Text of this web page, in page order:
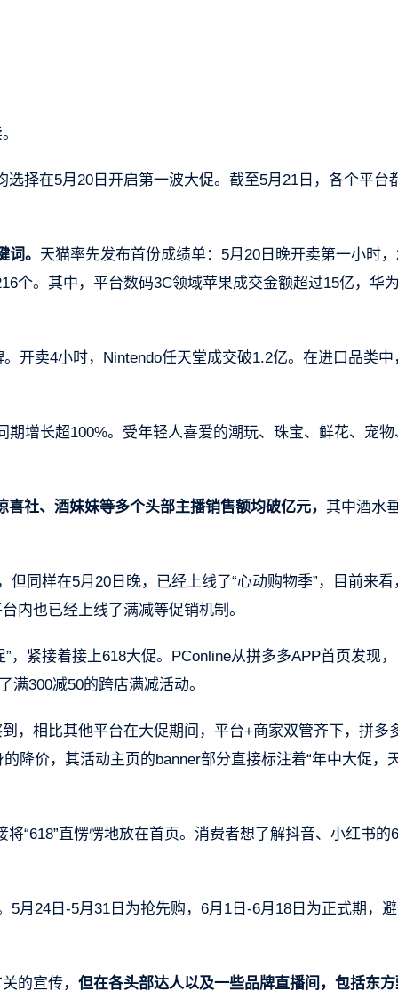
择在5月20日开启第一波大促。截至5月21日，各个平台
。 天猫率先发布首份成绩单：5月20日晚开卖第一小时
个。其中，平台数码3C领域苹果成交金额超过15亿，华
开卖4小时，Nintendo任天堂成交破1.2亿。在进口品类中
增长超100%。受年轻人喜爱的潮玩、珠宝、鲜花、宠物
社、酒妹妹等多个头部主播销售额均破亿元， 其中酒水
同样在5月20日晚，已经上线了“心动购物季”，目前来看
内也已经上线了满减等促销机制。
，紧接着接上618大促。PConline从拼多多APP首页发现
300减50的跨店满减活动。
，相比其他平台在大促期间，平台+商家双管齐下，拼多
降价，其活动主页的banner部分直接标注着“年中大促，
“618”直愣愣地放在首页。消费者想了解抖音、小红书的
5月24日-5月31日为抢先购，6月1日-6月18日为正式期，
的宣传， 但在各头部达人以及一些品牌直播间，包括东